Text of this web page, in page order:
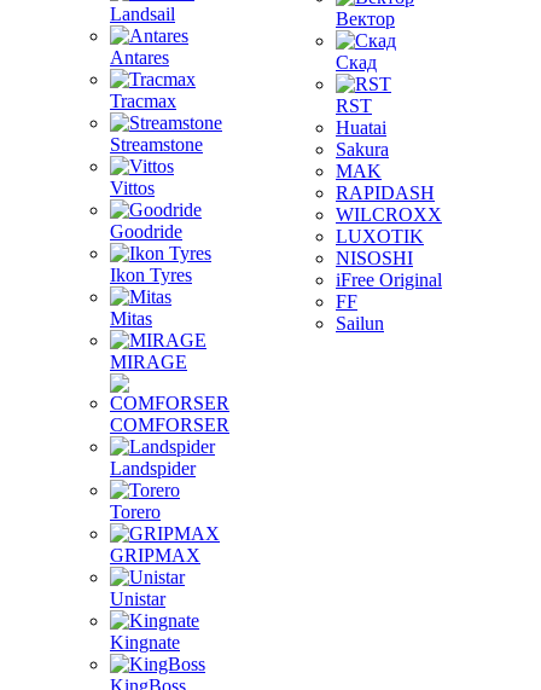
Landsail
Antares
Tracmax
Streamstone
Vittos
Goodride
Ikon Tyres
Mitas
MIRAGE
COMFORSER
Landspider
Torero
GRIPMAX
Unistar
Kingnate
KingBoss
Вектор
Скад
RST
Huatai
Sakura
MAK
RAPIDASH
WILCROXX
LUXOTIK
NISOSHI
iFree Original
FF
Sailun